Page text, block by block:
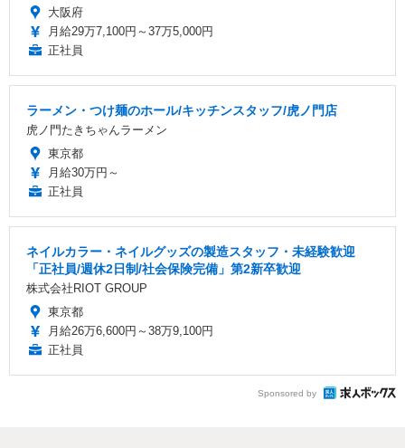
大阪府
月給29万7,100円～37万5,000円
正社員
ラーメン・つけ麺のホール/キッチンスタッフ/虎ノ門店
虎ノ門たきちゃんラーメン
東京都
月給30万円～
正社員
ネイルカラー・ネイルグッズの製造スタッフ・未経験歓迎
「正社員/週休2日制/社会保険完備」第2新卒歓迎
株式会社RIOT GROUP
東京都
月給26万6,600円～38万9,100円
正社員
Sponsored by